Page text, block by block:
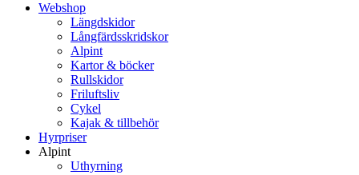
Webshop
Längdskidor
Långfärdsskridskor
Alpint
Kartor & böcker
Rullskidor
Friluftsliv
Cykel
Kajak & tillbehör
Hyrpriser
Alpint
Uthyrning